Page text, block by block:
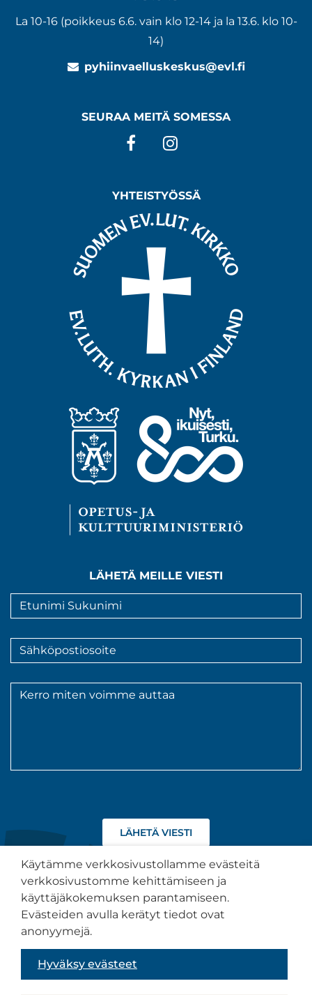
La 10-16 (poikkeus 6.6. vain klo 12-14 ja la 13.6. klo 10-
14)
pyhiinvaelluskeskus@evl.fi
SEURAA MEITÄ SOMESSA
Facebook
YHTEISTYÖSSÄ
LÄHETÄ MEILLE VIESTI
Nimi
*
Sähköpostiosoite
*
Viesti
tietojeni
tietosuojaselosteen
kuvaamalla
tavalla.
Tietosuojaseloste
Saavutettavuusseloste
Käytämme verkkosivustollamme evästeitä
verkkosivustomme kehittämiseen ja
käyttäjäkokemuksen parantamiseen.
Evästeiden avulla kerätyt tiedot ovat
anonyymejä.
Hyväksy evästeet